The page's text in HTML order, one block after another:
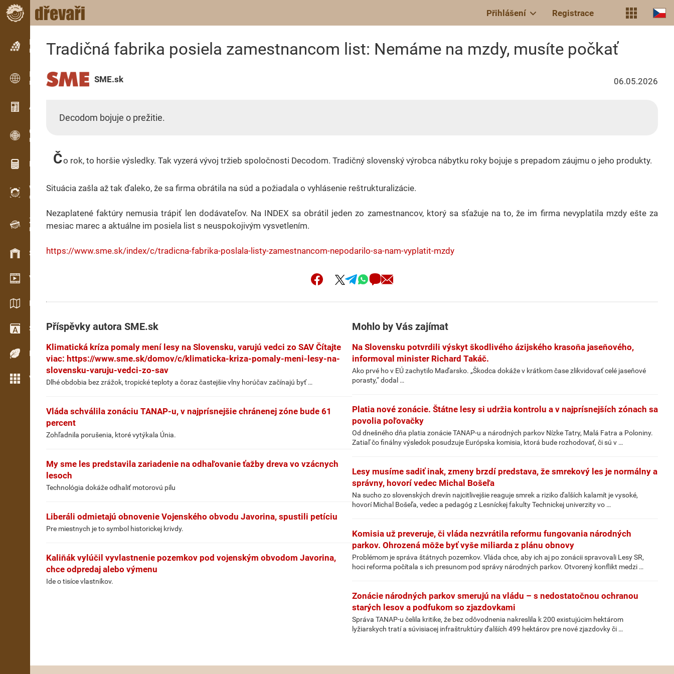
Přihlášení Registrace
Inzerce
Řádková inzerce
Inzerce
Mezinárodní inzerce
Aktuality / Články
OPTI-TIMB
Pořezová schémata
Dřevařské kalkulačky
WoodProfi
Objem dřeva s AI
Záznamník
Evidence dřeva v terénu
Skladové hospodářství
Video showroom
Katalogy / Brožury
Slovník
Dřeviny
Více možností
Tradičná fabrika posiela zamestnancom list: Nemáme na mzdy, musíte počkať
SME.sk 06.05.2026
Decodom bojuje o prežitie.
Čo rok, to horšie výsledky. Tak vyzerá vývoj tržieb spoločnosti Decodom. Tradičný slovenský výrobca nábytku roky bojuje s prepadom záujmu o jeho produkty.
Situácia zašla až tak ďaleko, že sa firma obrátila na súd a požiadala o vyhlásenie reštrukturalizácie.
Nezaplatené faktúry nemusia trápiť len dodávateľov. Na INDEX sa obrátil jeden zo zamestnancov, ktorý sa sťažuje na to, že im firma nevyplatila mzdy ešte za
mesiac marec a aktuálne im posiela list s neuspokojivým vysvetlením.
https://www.sme.sk/index/c/tradicna-fabrika-poslala-listy-zamestnancom-nepodarilo-sa-nam-vyplatit-mzdy
Příspěvky autora SME.sk
Klimatická kríza pomaly mení lesy na Slovensku, varujú vedci zo SAV Čítajte
viac: https://www.sme.sk/domov/c/klimaticka-kriza-pomaly-meni-lesy-na-
slovensku-varuju-vedci-zo-sav
Dlhé obdobia bez zrážok, tropické teploty a čoraz častejšie vlny horúčav začínajú byť …
Vláda schválila zonáciu TANAP-u, v najprísnejšie chránenej zóne bude 61
percent
Zohľadnila porušenia, ktoré vytýkala Únia.
My sme les predstavila zariadenie na odhaľovanie ťažby dreva vo vzácnych
lesoch
Technológia dokáže odhaliť motorovú pílu
Liberáli odmietajú obnovenie Vojenského obvodu Javorina, spustili petíciu
Pre miestnych je to symbol historickej krivdy.
Kaliňák vylúčil vyvlastnenie pozemkov pod vojenským obvodom Javorina,
chce odpredaj alebo výmenu
Ide o tisíce vlastníkov.
Mohlo by Vás zajímat
Na Slovensku potvrdili výskyt škodlivého ázijského krasoňa jaseňového,
informoval minister Richard Takáč.
Ako prvé ho v EÚ zachytilo Maďarsko. „Škodca dokáže v krátkom čase zlikvidovať celé jaseňové
porasty,“ dodal …
Platia nové zonácie. Štátne lesy si udržia kontrolu a v najprísnejších zónach sa
povolia poľovačky
Od dnešného dňa platia zonácie TANAP-u a národných parkov Nízke Tatry, Malá Fatra a Poloniny.
Zatiaľ čo finálny výsledok posudzuje Európska komisia, ktorá bude rozhodovať, či sú v …
Lesy musíme sadiť inak, zmeny brzdí predstava, že smrekový les je normálny a
správny, hovorí vedec Michal Bošeľa
Na sucho zo slovenských drevín najcitlivejšie reaguje smrek a riziko ďalších kalamít je vysoké,
hovorí Michal Bošeľa, vedec a pedagóg z Lesníckej fakulty Technickej univerzity vo …
Komisia už preveruje, či vláda nezvrátila reformu fungovania národných
parkov. Ohrozená môže byť vyše miliarda z plánu obnovy
Problémom je správa štátnych pozemkov. Vláda chce, aby ich aj po zonácii spravovali Lesy SR,
hoci reforma počítala s ich presunom pod správy národných parkov. Otvorený konflikt medzi …
Zonácie národných parkov smerujú na vládu – s nedostatočnou ochranou
starých lesov a podfukom so zjazdovkami
Správa TANAP-u čelila kritike, že bez odôvodnenia nakreslila k 200 existujúcim hektárom
lyžiarskych tratí a súvisiacej infraštruktúry ďalších 499 hektárov pre nové zjazdovky či …